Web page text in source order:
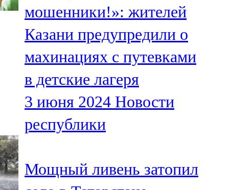
Кама тамагы
71,51 FM
Кукмара
107,9 FM
Лениногорский
102,1 FM
106,2 FM
мошенники!»: жителей
Казани предупредили о
махинациях с путевками
в детские лагеря
3 июня 2024 Новости
республики
Мощный ливень затопил